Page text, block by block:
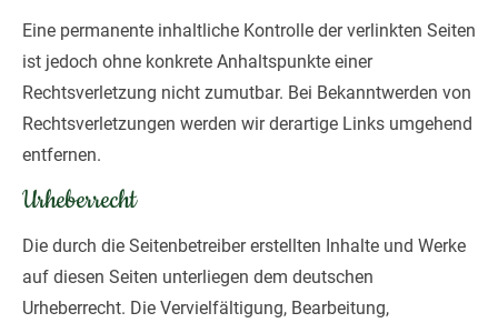
Eine permanente inhaltliche Kontrolle der verlinkten Seiten
ist jedoch ohne konkrete Anhaltspunkte einer
Rechtsverletzung nicht zumutbar. Bei Bekanntwerden von
Rechtsverletzungen werden wir derartige Links umgehend
entfernen.
Urheberrecht
Die durch die Seitenbetreiber erstellten Inhalte und Werke
auf diesen Seiten unterliegen dem deutschen
Urheberrecht. Die Vervielfältigung, Bearbeitung,